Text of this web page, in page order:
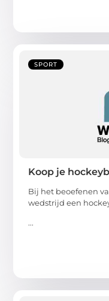
SPORT
Koop je
Bij het beoefenen
wedstrijd een
...